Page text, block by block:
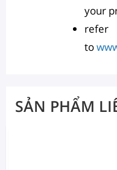
your
refer
to
SẢN PHẨM